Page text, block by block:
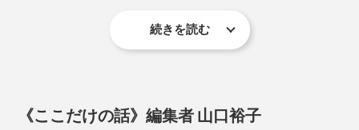
前後・表裏がないので、どの面を前にして履いても
OK。旅行や災害時、下着の替えを減らすことができま
ブランドロゴはプリントされているため、タグが肌に当
ーディを着ました。これもベースキャンプから着替える
その後繊維専門商社を経て、岩元氏は当時学生であった
半。
続きを読む
《ここだけの話》編集者 山口裕子